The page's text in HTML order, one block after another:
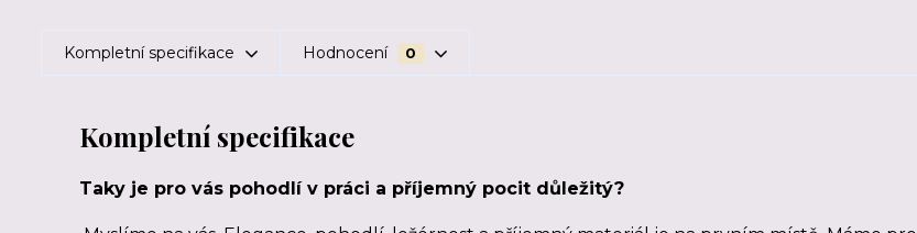
Kompletní specifikace Hodnocení 0
Kompletní specifikace
Taky je pro vás pohodlí v práci a příjemný pocit důležitý?